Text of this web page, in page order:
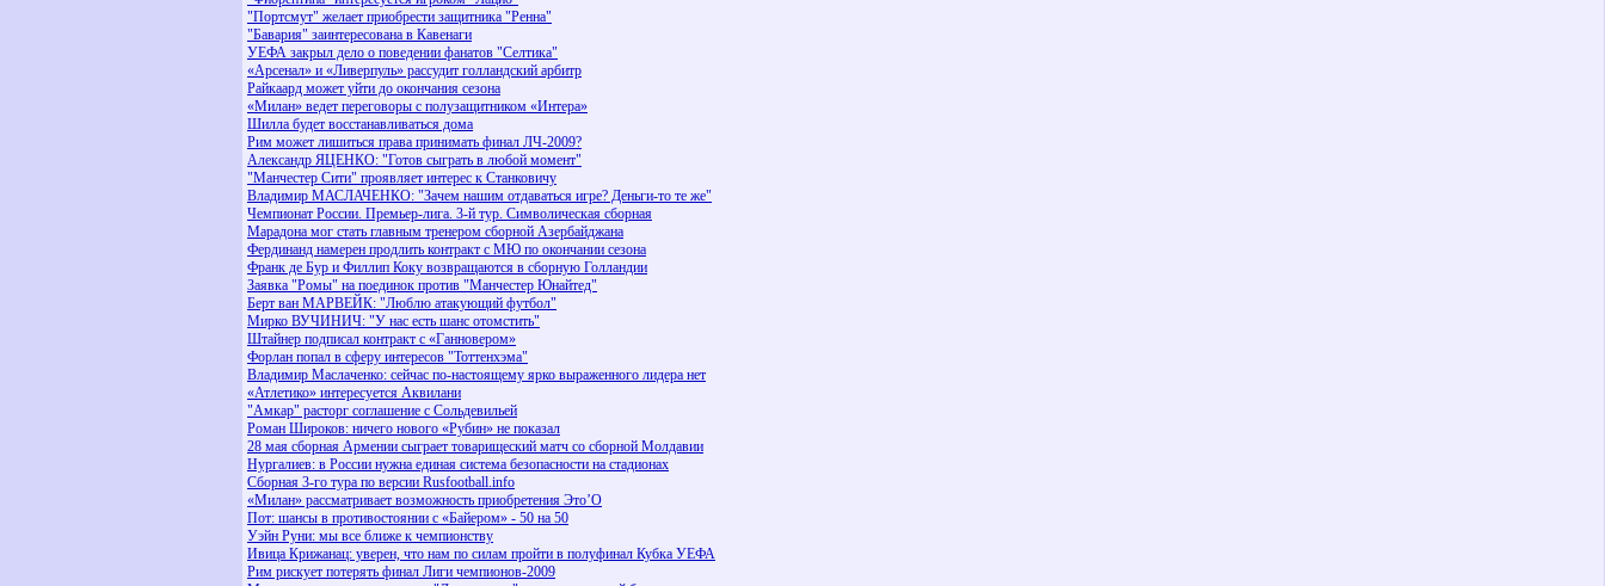
"Портсмут" желает приобрести защитника "Ренна"
"Бавария" заинтересована в Кавенаги
УЕФА закрыл дело о поведении фанатов "Селтика"
«Арсенал» и «Ливерпуль» рассудит голландский арбитр
Райкаард может уйти до окончания сезона
«Милан» ведет переговоры с полузащитником «Интера»
Шилла будет восстанавливаться дома
Рим может лишиться права принимать финал ЛЧ-2009?
Александр ЯЦЕНКО: "Готов сыграть в любой момент"
"Манчестер Сити" проявляет интерес к Станковичу
Владимир МАСЛАЧЕНКО: "Зачем нашим отдаваться игре? Деньги-то те же"
Чемпионат России. Премьер-лига. 3-й тур. Символическая сборная
Марадона мог стать главным тренером сборной Азербайджана
Фердинанд намерен продлить контракт с МЮ по окончании сезона
Франк де Бур и Филлип Коку возвращаются в сборную Голландии
Заявка "Ромы" на поединок против "Манчестер Юнайтед"
Берт ван МАРВЕЙК: "Люблю атакующий футбол"
Мирко ВУЧИНИЧ: "У нас есть шанс отомстить"
Штайнер подписал контракт с «Ганновером»
Форлан попал в сферу интересов "Тоттенхэма"
Владимир Маслаченко: сейчас по-настоящему ярко выраженного лидера нет
«Атлетико» интересуется Аквилани
"Амкар" расторг соглашение с Сольдевильей
Роман Широков: ничего нового «Рубин» не показал
28 мая сборная Армении сыграет товарищеский матч со сборной Молдавии
Нургалиев: в России нужна единая система безопасности на стадионах
Сборная 3-го тура по версии Rusfootball.info
«Милан» рассматривает возможность приобретения Это’О
Пот: шансы в противостоянии с «Байером» - 50 на 50
Уэйн Руни: мы все ближе к чемпионству
Ивица Крижанац: уверен, что нам по силам пройти в полуфинал Кубка УЕФА
Рим рискует потерять финал Лиги чемпионов-2009